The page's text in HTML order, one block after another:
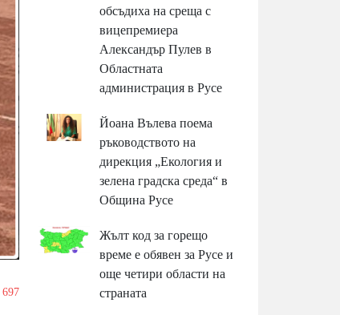
697
обсъдиха на среща с
вицепремиера
Александър Пулев в
Областната
администрация в Русе
Йоана Вълева поема
ръководството на
дирекция „Екология и
зелена градска среда“ в
Община Русе
Жълт код за горещо
време е обявен за Русе и
още четири области на
страната